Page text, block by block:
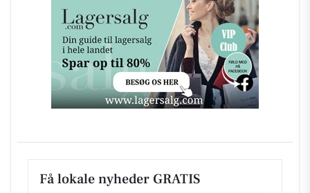
Få lokale nyheder GRATIS